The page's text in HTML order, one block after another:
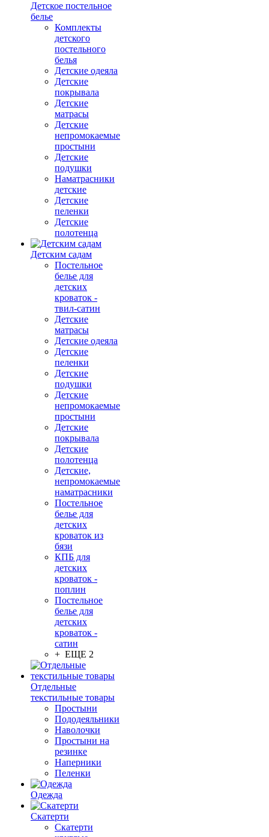
Детское постельное
белье
Комплекты
детского
постельного
белья
Детские одеяла
Детские
покрывала
Детские
матрасы
Детские
непромокаемые
простыни
Детские
подушки
Наматрасники
детские
Детские
пеленки
Детские
полотенца
Детским садам
Постельное
белье для
детских
кроваток -
твил-сатин
Детские
матрасы
Детские одеяла
Детские
пеленки
Детские
подушки
Детские
непромокаемые
простыни
Детские
покрывала
Детские
полотенца
Детские,
непромокаемые
наматрасники
Постельное
белье для
детских
кроваток из
бязи
КПБ для
детских
кроваток -
поплин
Постельное
белье для
детских
кроваток -
сатин
+ ЕЩЕ 2
Отдельные
текстильные товары
Простыни
Пододеяльники
Наволочки
Простыни на
резинке
Наперники
Пеленки
Одежда
Скатерти
Скатерти